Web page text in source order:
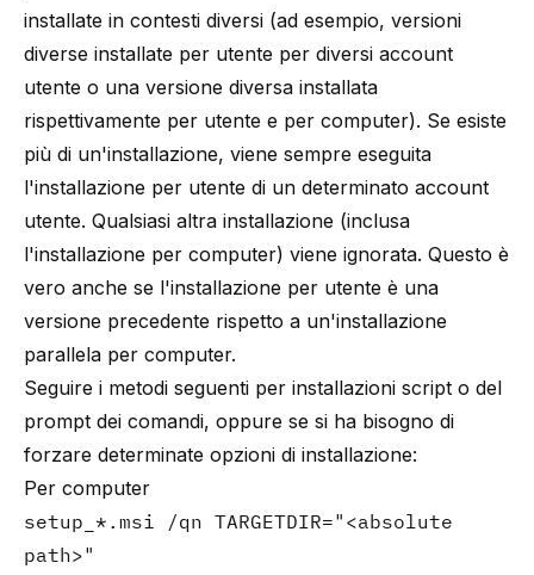
installate in contesti diversi (ad esempio, versioni
diverse installate per utente per diversi account
utente o una versione diversa installata
rispettivamente per utente e per computer). Se esiste
più di un'installazione, viene sempre eseguita
l'installazione per utente di un determinato account
utente. Qualsiasi altra installazione (inclusa
l'installazione per computer) viene ignorata. Questo è
vero anche se l'installazione per utente è una
versione precedente rispetto a un'installazione
parallela per computer.
Seguire i metodi seguenti per installazioni script o del
prompt dei comandi, oppure se si ha bisogno di
forzare determinate opzioni di installazione:
Per computer
setup_*.msi /qn TARGETDIR="<absolute
path>"